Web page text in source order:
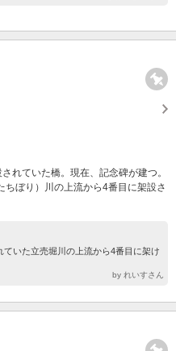
れていた橋。現在、記念碑が建つ。
ぼり）川の上流から4番目に架設さ
いた立売堀川の上流から4番目に架け
by れいすさん